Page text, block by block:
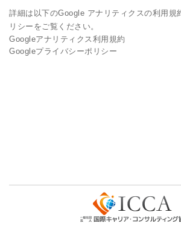
詳細は以下のGoogle アナリティクスの利用規
リシーをご覧ください。
Googleアナリティクス利用規約
Googleプライバシーポリシー